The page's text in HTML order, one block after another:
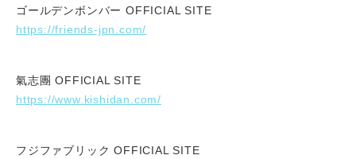
ゴールデンボンバー OFFICIAL SITE
https://friends-jpn.com/
氣志團 OFFICIAL SITE
https://www.kishidan.com/
フジファブリック OFFICIAL SITE